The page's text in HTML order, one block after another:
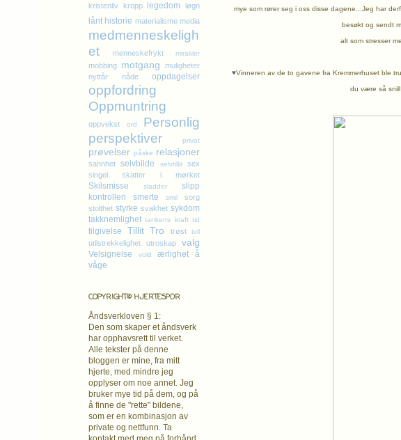
mye som rører seg i oss disse dagene...Jeg har
besøkt og sendt
alt som stresser
♥Vinneren av de to gavene fra Kremmerhuset ble
du være så snill
kristenliv kropp legedom løgn
lånt historie materialisme media
medmenneskeligh
et
menneskefrykt mirakler
mobbing motgang
muligheter
nyttår
nåde oppdagelser
oppfordring
Oppmuntring
oppvekst ord
Personlig
perspektiver
privat
prøvelser påske relasjoner
sannhet selvbilde selvtillit
sex
singel
skatter i mørket
Skilsmisse sladder
slipp
kontrollen
smerte smil
sorg
stolthet styrke svakhet sykdom
takknemlighet tankens kraft tid
tilgivelse Tillit Tro trøst tvil
utilstrekkelighet utroskap valg
Velsignelse vold ærlighet
å
våge
COPYRIGHT© HJERTESPOR
Åndsverkloven § 1:
Den som skaper et åndsverk
har opphavsretttil verket.
Alle tekster på denne
bloggen er mine, fra mitt
hjerte, med mindre jeg
opplyser om noe annet. Jeg
bruker mye tid på dem, og på
å finne de "rette" bildene,
som er en kombinasjon av
private og nettfunn. Ta